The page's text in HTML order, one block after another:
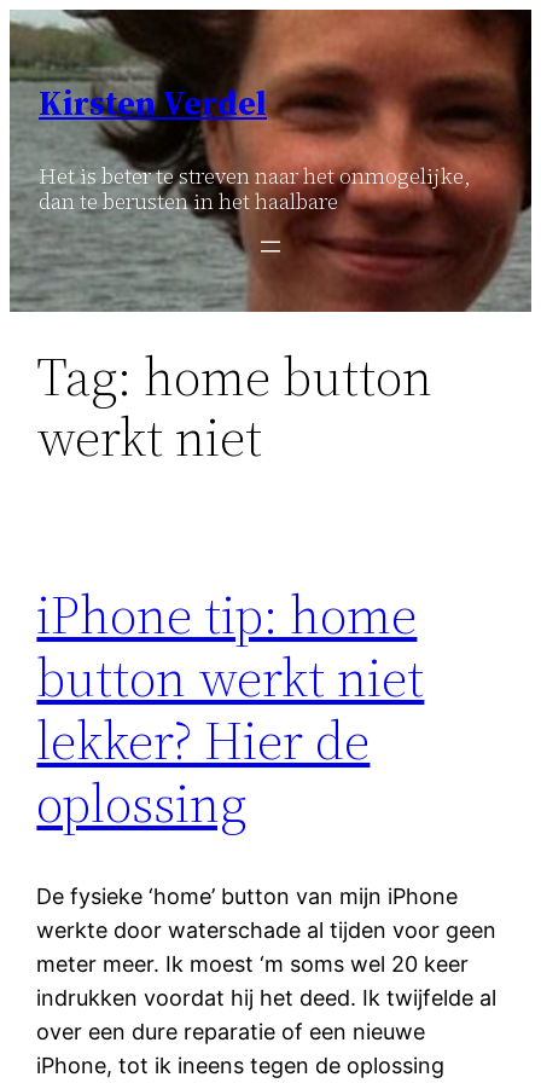
Ga
naar
inhoud
Kirsten Verdel
Het is beter te streven naar het onmogelijke,
dan te berusten in het haalbare
Tag: home button
werkt niet
iPhone tip: home
button werkt niet
lekker? Hier de
oplossing
De fysieke ‘home’ button van mijn iPhone
werkte door waterschade al tijden voor geen
meter meer. Ik moest ‘m soms wel 20 keer
indrukken voordat hij het deed. Ik twijfelde al
over een dure reparatie of een nieuwe
iPhone, tot ik ineens tegen de oplossing